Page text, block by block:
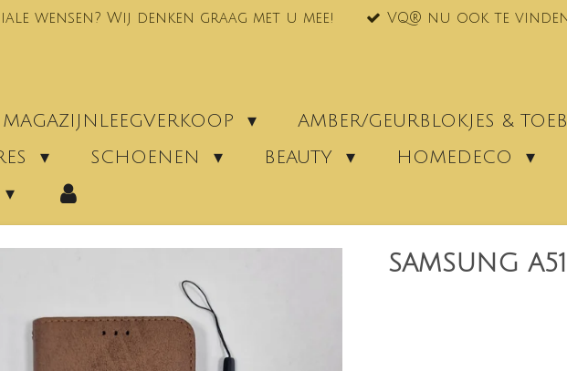
wensen? Wij denken graag met u mee! VQ® nu ook te
MAGAZIJNLEEGVERKOOP
AMBER/GEURBLOKJES &
SCHOENEN BEAUTY HOMEDECO
SAMSUNG